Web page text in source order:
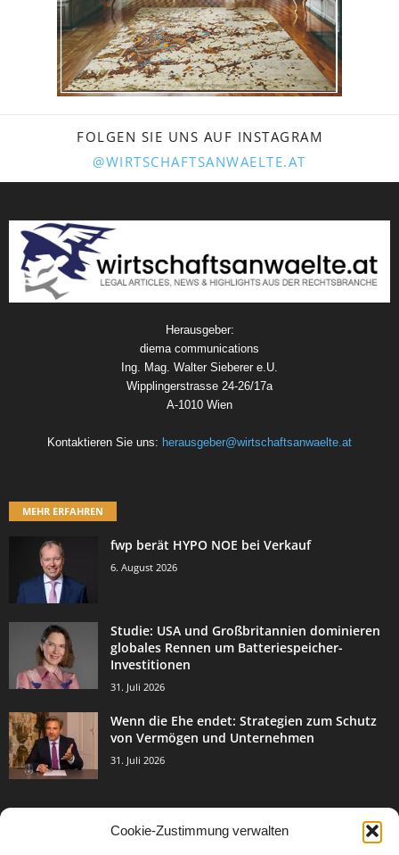
Cookie-Zustimmung verwalten
FOLGEN SIE UNS AUF INSTAGRAM
@WIRTSCHAFTSANWAELTE.AT
Herausgeber:
diema communications
Ing. Mag. Walter Sieberer e.U.
Wipplingerstrasse 24-26/17a
A-1010 Wien
Kontaktieren Sie uns: herausgeber@wirtschaftsanwaelte.at
MEHR ERFAHREN
fwp berät HYPO NOE bei Verkauf
6. August 2026
Studie: USA und Großbritannien dominieren
globales Rennen um Batteriespeicher-
Investitionen
31. Juli 2026
Wenn die Ehe endet: Strategien zum Schutz
von Vermögen und Unternehmen
31. Juli 2026